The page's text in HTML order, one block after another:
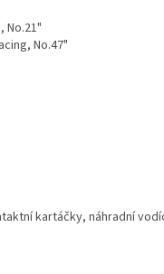
No.21"
No.47"
kartáčky, náhradní